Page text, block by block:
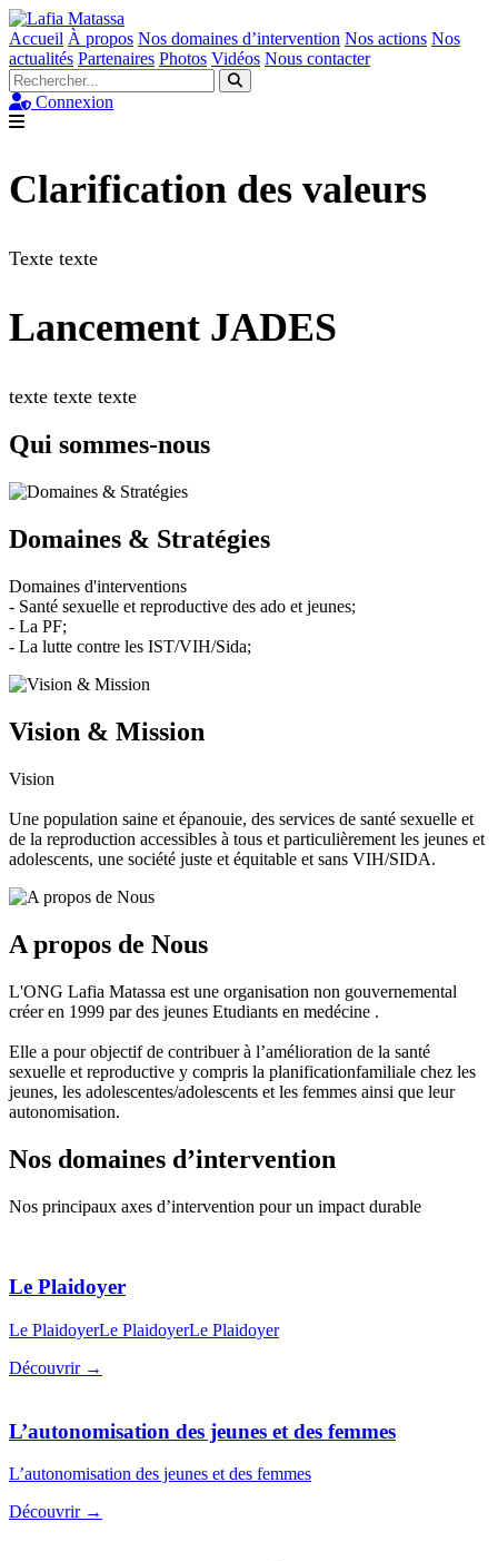
Accueil À propos Nos domaines d’intervention Nos actions Nos
actualités Partenaires Photos Vidéos Nous contacter
Connexion
Clarification des valeurs
Texte texte
Lancement JADES
texte texte texte
Qui sommes-nous
Domaines & Stratégies
Domaines d'interventions
- Santé sexuelle et reproductive des ado et jeunes;
- La PF;
- La lutte contre les IST/VIH/Sida;
Vision & Mission
Vision
Une population saine et épanouie, des services de santé sexuelle et
de la reproduction accessibles à tous et particulièrement les jeunes et
adolescents, une société juste et équitable et sans VIH/SIDA.
A propos de Nous
L'ONG Lafia Matassa est une organisation non gouvernemental
créer en 1999 par des jeunes Etudiants en medécine .
Elle a pour objectif de contribuer à l’amélioration de la santé
sexuelle et reproductive y compris la planificationfamiliale chez les
jeunes, les adolescentes/adolescents et les femmes ainsi que leur
autonomisation.
Nos domaines d’intervention
Nos principaux axes d’intervention pour un impact durable
Le Plaidoyer
Le PlaidoyerLe PlaidoyerLe Plaidoyer
Découvrir →
L’autonomisation des jeunes et des femmes
L’autonomisation des jeunes et des femmes
Découvrir →